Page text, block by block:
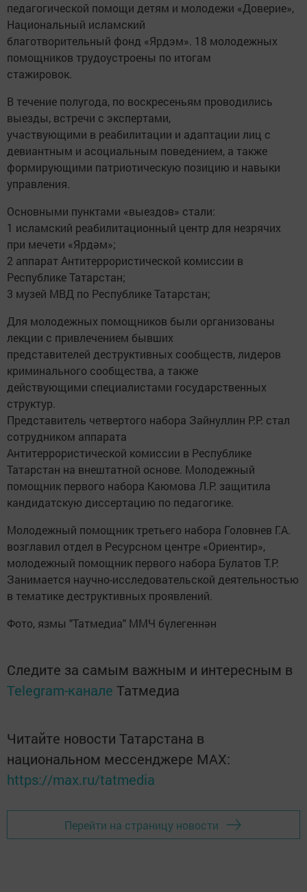
педагогической помощи детям и молодежи «Доверие»,
Национальный исламский
благотворительный фонд «Ярдэм». 18 молодежных
помощников трудоустроены по итогам
стажировок.
В течение полугода, по воскресеньям проводились
выезды, встречи с экспертами,
участвующими в реабилитации и адаптации лиц с
девиантным и асоциальным поведением, а также
формирующими патриотическую позицию и навыки
управления.
Основными пунктами «выездов» стали:
1 исламский реабилитационный центр для незрячих
при мечети «Ярдәм»;
2 аппарат Антитеррористической комиссии в
Республике Татарстан;
3 музей МВД по Республике Татарстан;
Для молодежных помощников были организованы
лекции с привлечением бывших
представителей деструктивных сообществ, лидеров
криминального сообщества, а также
действующими специалистами государственных
структур.
Представитель четвертого набора Зайнуллин Р.Р. стал
сотрудником аппарата
Антитеррористической комиссии в Республике
Татарстан на внештатной основе. Молодежный
помощник первого набора Каюмова Л.Р. защитила
кандидатскую диссертацию по педагогике.
Молодежный помощник третьего набора Головнев Г.А.
возглавил отдел в Ресурсном центре «Ориентир»,
молодежный помощник первого набора Булатов Т.Р.
Занимается научно-исследовательской деятельностью
в тематике деструктивных проявлений.
Фото, язмы "Татмедиа" ММЧ бүлегеннән
Следите за самым важным и интересным в
Telegram-канале Татмедиа
Читайте новости Татарстана в
национальном мессенджере MАХ:
https://max.ru/tatmedia
Перейти на страницу новости